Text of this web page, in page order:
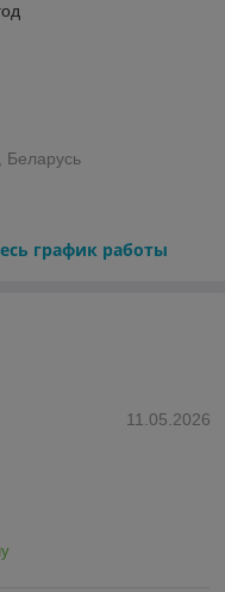
график работы
11.05.2026